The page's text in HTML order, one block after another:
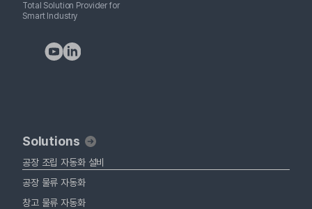
Total Solution Provider for
Smart Industry
Solutions
공장 조립 자동화 설비
공장 물류 자동화
창고 물류 자동화